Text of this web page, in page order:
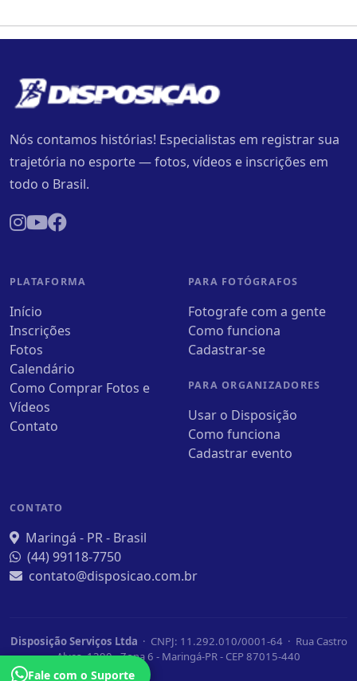
Nós contamos histórias! Especialistas em registrar sua
trajetória no esporte — fotos, vídeos e inscrições em
todo o Brasil.
PLATAFORMA
Início
Inscrições
Fotos
Calendário
Como Comprar Fotos e
Vídeos
Contato
PARA FOTÓGRAFOS
Fotografe com a gente
Como funciona
Cadastrar-se
PARA ORGANIZADORES
Usar o Disposição
Como funciona
Cadastrar evento
CONTATO
Maringá - PR - Brasil
(44) 99118-7750
contato@disposicao.com.br
Disposição Serviços Ltda · CNPJ: 11.292.010/0001-64 · Rua Castro
Alves, 1390 - Zona 6 - Maringá-PR - CEP 87015-440
Fale com o Suporte